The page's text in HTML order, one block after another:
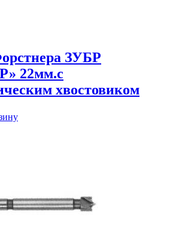
ЗУБР
22мм.с
хвостовиком